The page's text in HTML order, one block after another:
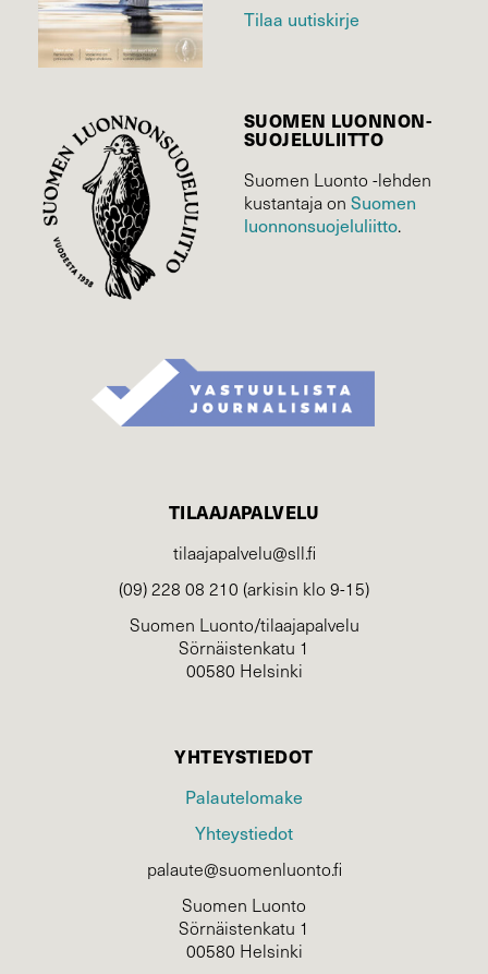
Tilaa uutiskirje
SUOMEN LUONNON­
SUOJELU­LIITTO
Suomen Luonto -lehden
kustantaja on Suomen
luonnonsuojelu­liitto.
TILAAJAPALVELU
tilaajapalvelu@sll.fi
(09) 228 08 210 (arkisin klo 9-15)
Suomen Luonto/tilaajapalvelu
Sörnäistenkatu 1
00580 Helsinki
YHTEYSTIEDOT
Palautelomake
Yhteystiedot
palaute@suomenluonto.fi
Suomen Luonto
Sörnäistenkatu 1
00580 Helsinki